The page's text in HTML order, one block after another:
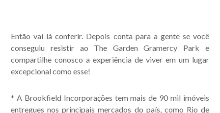
Então vai lá conferir. Depois conta para a gente se você
conseguiu resistir ao The Garden Gramercy Park e
compartilhe conosco a experiência de viver em um lugar
excepcional como esse!
* A Brookfield Incorporações tem mais de 90 mil imóveis
entregues nos principais mercados do país, como Rio de